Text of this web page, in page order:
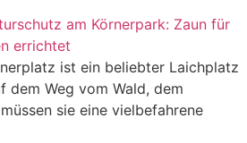
ist ein beliebter Laichplatz
dem Weg vom Wald, dem
sie eine vielbefahrene